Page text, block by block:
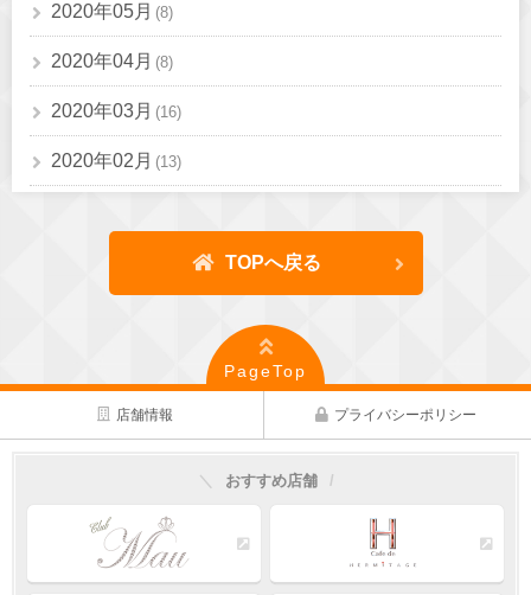
2020年05月 (8)
2020年04月 (8)
2020年03月 (16)
2020年02月 (13)
TOPへ戻る
PageTop
店舗情報 プライバシーポリシー
おすすめ店舗